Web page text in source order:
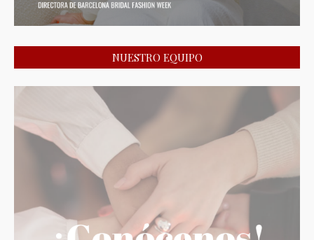
NUESTRO EQUIPO